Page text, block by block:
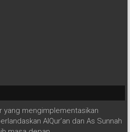
yang mengimplementasikan
AlQur’an dan As Sunnah